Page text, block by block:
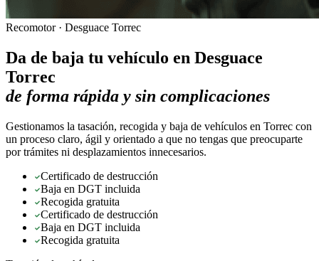
Recomotor · Desguace Torrec
Da de baja tu vehículo en Desguace
Torrec
de forma rápida y sin complicaciones
Gestionamos la tasación, recogida y baja de vehículos en Torrec con
un proceso claro, ágil y orientado a que no tengas que preocuparte
por trámites ni desplazamientos innecesarios.
Certificado de destrucción
Baja en DGT incluida
Recogida gratuita
Certificado de destrucción
Baja en DGT incluida
Recogida gratuita